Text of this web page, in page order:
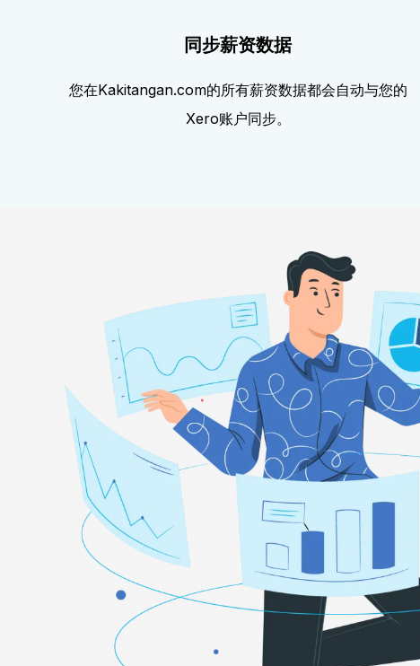
同步薪资数据
您在Kakitangan.com的所有薪资数据都会自动与您的
Xero账户同步。